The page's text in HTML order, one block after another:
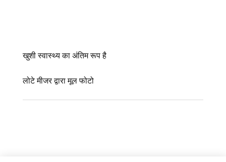
खुशी स्वास्थ्य का अंतिम रूप है
लोटे मीजर द्वारा मूल फोटो